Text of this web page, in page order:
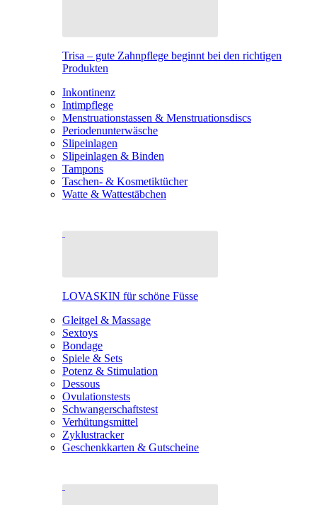
Trisa – gute Zahnpflege beginnt bei den richtigen
Produkten
Inkontinenz
Intimpflege
Menstruationstassen & Menstruationsdiscs
Periodenunterwäsche
Slipeinlagen
Slipeinlagen & Binden
Tampons
Taschen- & Kosmetiktücher
Watte & Wattestäbchen
LOVASKIN für schöne Füsse
Gleitgel & Massage
Sextoys
Bondage
Spiele & Sets
Potenz & Stimulation
Dessous
Ovulationstests
Schwangerschaftstest
Verhütungsmittel
Zyklustracker
Geschenkkarten & Gutscheine